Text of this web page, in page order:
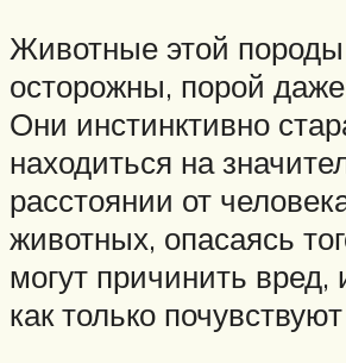
Животные этой
осторожны, порой
Они инстинктивно
находиться на
расстоянии от
животных, опасаясь
могут причинить вред,
как только почувствуют